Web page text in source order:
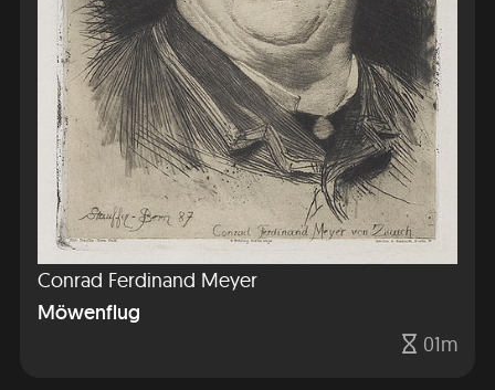
Möwenflug
Conrad Ferdinand Meyer
01m